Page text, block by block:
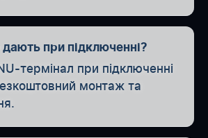
при підключенні?
термінал при підключенні
монтаж та